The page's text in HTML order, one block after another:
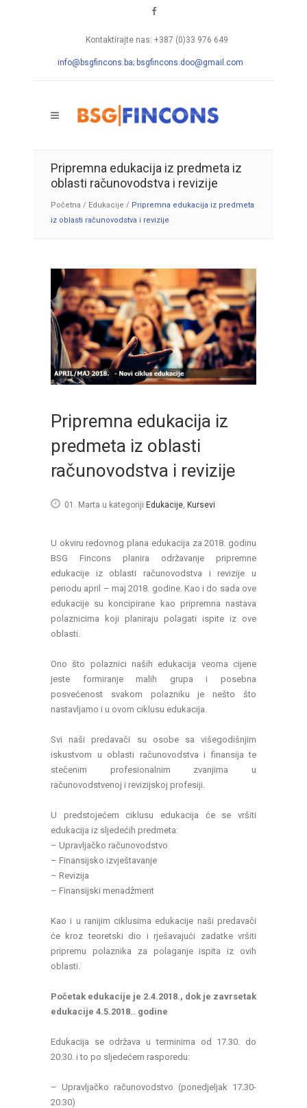
Kontaktirajte nas: +387 (0)33 976 649
info@bsgfincons.ba; bsgfincons.doo@gmail.com
Pripremna edukacija iz predmeta iz
oblasti računovodstva i revizije
Početna / Edukacije / Pripremna edukacija iz predmeta
iz oblasti računovodstva i revizije
Pripremna edukacija iz
predmeta iz oblasti
računovodstva i revizije
01. Marta u kategoriji Edukacije Kursevi
U okviru redovnog plana edukacija za 2018. godinu
BSG Fincons planira održavanje pripremne
edukacije iz oblasti računovodstva i revizije u
periodu april – maj 2018. godine. Kao i do sada ove
edukacije su koncipirane kao pripremna nastava
polaznicima koji planiraju polagati ispite iz ove
oblasti.
Ono što polaznici naših edukacija veoma cijene
jeste formiranje malih grupa i posebna
posvećenost svakom polazniku je nešto što
nastavljamo i u ovom ciklusu edukacija.
Svi naši predavači su osobe sa višegodišnjim
iskustvom u oblasti računovodstva i finansija te
stečenim profesionalnim zvanjima u
računovodstvenoj i revizijskoj profesiji.
U predstojećem ciklusu edukacija će se vršiti
edukacija iz sljedećih predmeta:
– Upravljačko računovodstvo
– Finansijsko izvještavanje
– Revizija
– Finansijski menadžment
Kao i u ranijim ciklusima edukacije naši predavači
će kroz teoretski dio i rješavajući zadatke vršiti
pripremu polaznika za polaganje ispita iz ovih
oblasti.
Početak edukacije je 2.4.2018., dok je zavrsetak
edukacije 4.5.2018.. godine
Edukacija se održava u terminima od 17.30. do
20.30. i to po sljedećem rasporedu:
– Upravljačko računovodstvo (ponedjeljak 17.30-
20.30)